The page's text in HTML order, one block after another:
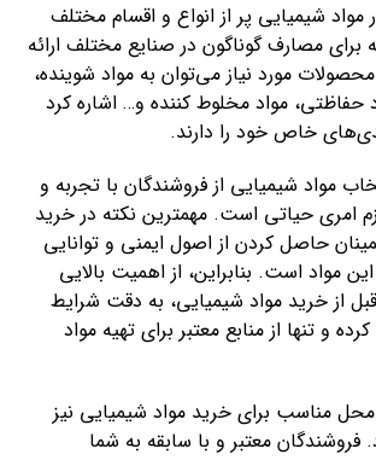
مواد شیمیایی پر از انواع و اقسام مختلف
مصارف گوناگون در صنایع مختلف ارائه
مورد نیاز می‌توان به مواد شوینده،
حفاظتی، مواد مخلوط کننده و… اشاره کرد
خاص خود را دارند.
مواد شیمیایی از فروشندگان با تجربه و
امری حیاتی است. مهمترین نکته در خرید
حاصل کردن از اصول ایمنی و توانایی
مواد است. بنابراین، از اهمیت بالایی
از خرید مواد شیمیایی، به دقت شرایط
و تنها از منابع معتبر برای تهیه مواد
مناسب برای خرید مواد شیمیایی نیز
فروشندگان معتبر و با سابقه به شما